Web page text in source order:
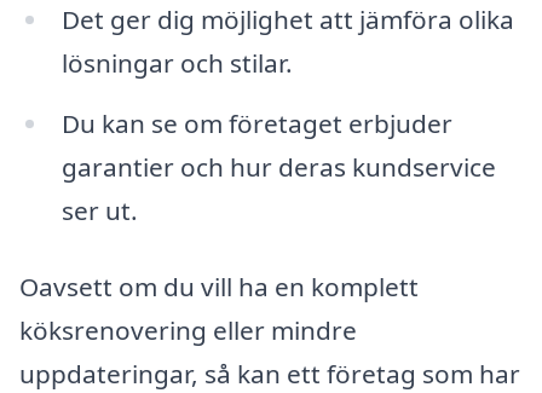
Det ger dig möjlighet att jämföra olika
lösningar och stilar.
Du kan se om företaget erbjuder
garantier och hur deras kundservice
ser ut.
Oavsett om du vill ha en komplett
köksrenovering eller mindre
uppdateringar, så kan ett företag som har